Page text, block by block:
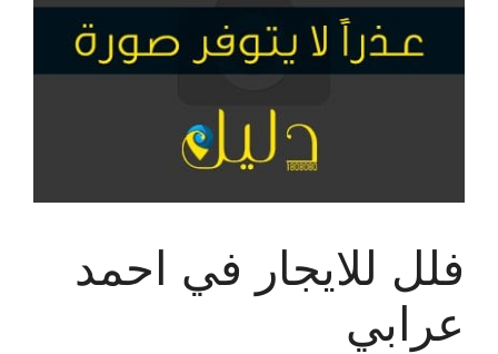
فلل للايجار في احمد
عرابي